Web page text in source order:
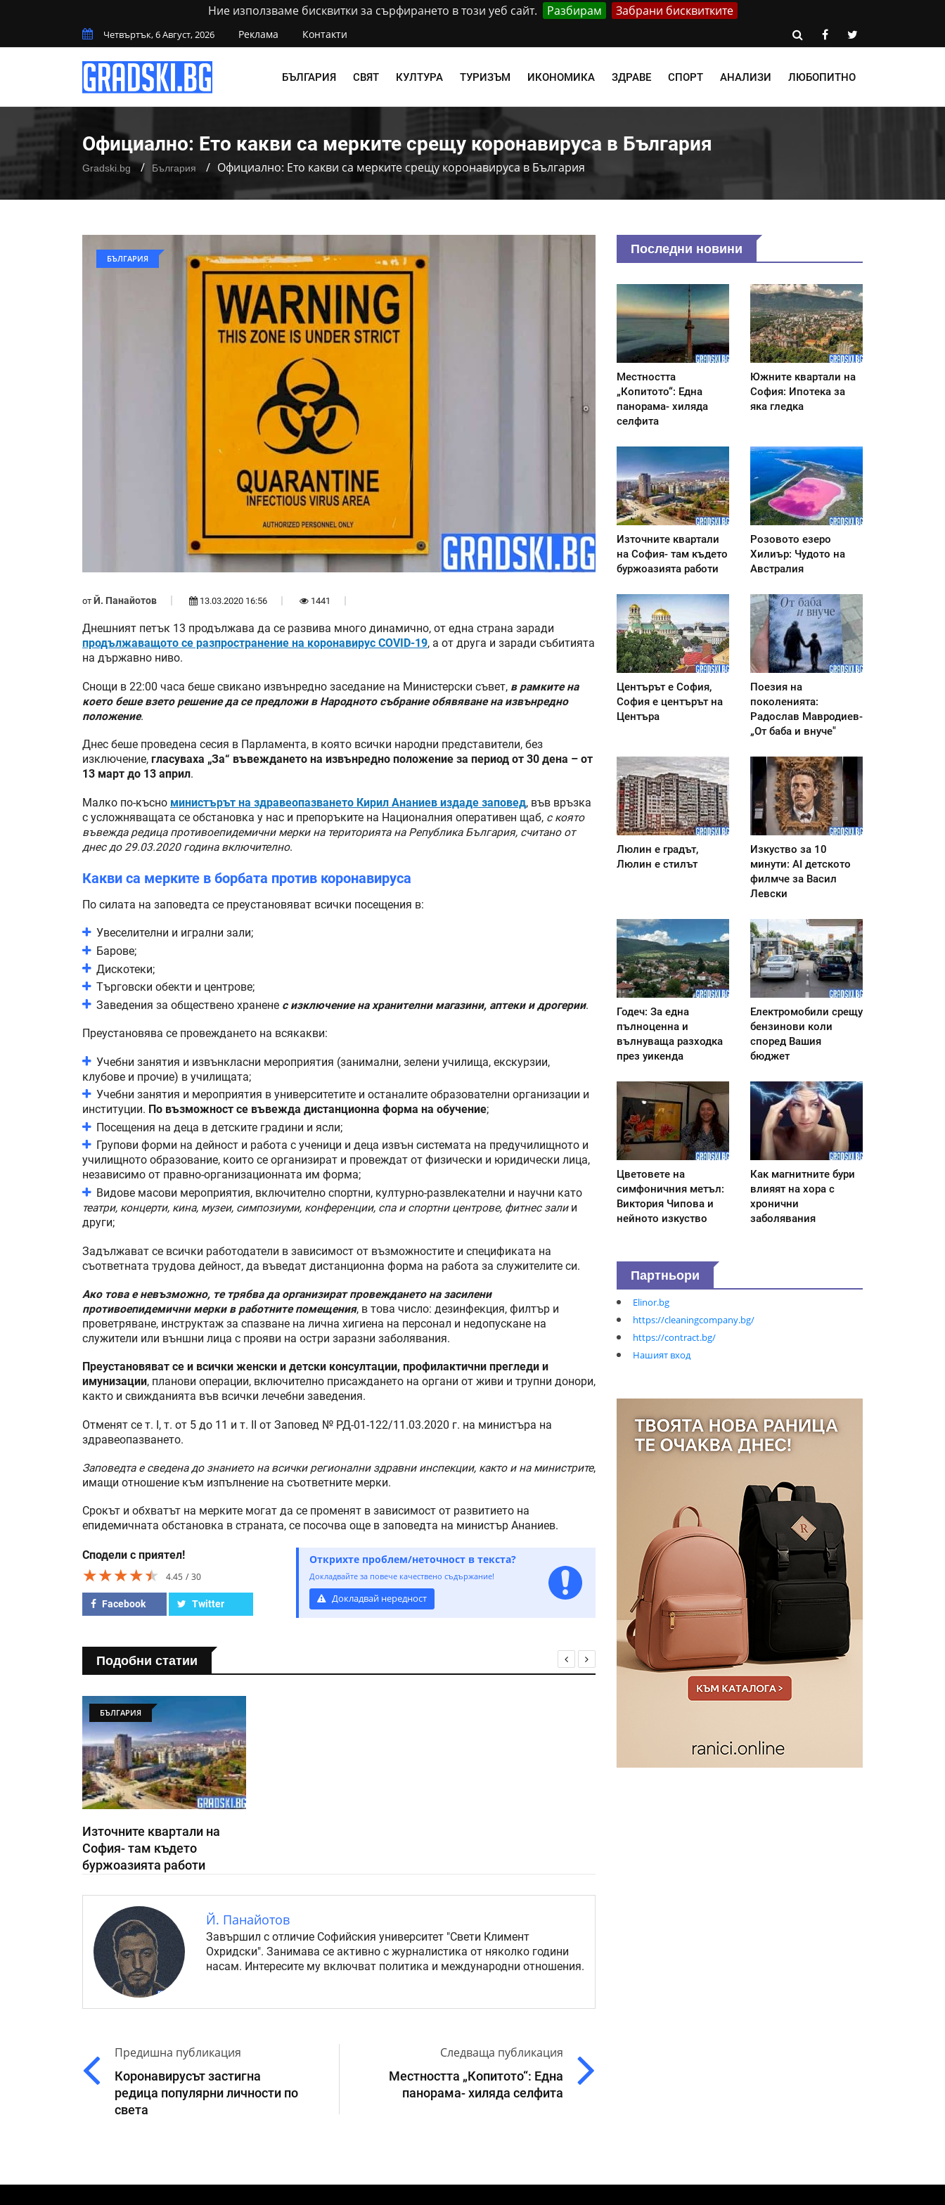
Ние използваме бисквитки за сърфирането в този уеб сайт. Разбирам Забрани бисквитките
Четвъртък, 6 Август, 2026 Реклама Контакти
БЪЛГАРИЯ СВЯТ КУЛТУРА ТУРИЗЪМ ИКОНОМИКА ЗДРАВЕ СПОРТ АНАЛИЗИ ЛЮБОПИТНО
Официално: Ето какви са мерките срещу коронавируса в България
Gradski.bg България Официално: Ето какви са мерките срещу коронавируса в България
БЪЛГАРИЯ
от Й. Панайотов 13.03.2020 16:56 1441
Днешният петък 13 продължава да се развива много динамично, от една страна заради
продължаващото се разпространение на коронавирус COVID-19, а от друга и заради събитията
на държавно ниво.
Снощи в 22:00 часа беше свикано извънредно заседание на Министерски съвет, в рамките на
което беше взето решение да се предложи в Народното събрание обявяване на извънредно
положение.
Днес беше проведена сесия в Парламента, в която всички народни представители, без
изключение, гласуваха „За“ въвеждането на извънредно положение за период от 30 дена – от
13 март до 13 април.
Малко по-късно министърът на здравеопазването Кирил Ананиев издаде заповед, във връзка
с усложняващата се обстановка у нас и препоръките на Националния оперативен щаб, с която
въвежда редица противоепидемични мерки на територията на Република България, считано от
днес до 29.03.2020 година включително.
Какви са мерките в борбата против коронавируса
По силата на заповедта се преустановяват всички посещения в:
Увеселителни и игрални зали;
Барове;
Дискотеки;
Търговски обекти и центрове;
Заведения за обществено хранене с изключение на хранителни магазини, аптеки и дрогерии.
Преустановява се провеждането на всякакви:
Учебни занятия и извънкласни мероприятия (занимални, зелени училища, екскурзии,
клубове и прочие) в училищата;
Учебни занятия и мероприятия в университетите и останалите образователни организации и
институции. По възможност се въвежда дистанционна форма на обучение;
Посещения на деца в детските градини и ясли;
Групови форми на дейност и работа с ученици и деца извън системата на предучилищното и
училищното образование, които се организират и провеждат от физически и юридически лица,
независимо от правно-организационната им форма;
Видове масови мероприятия, включително спортни, културно-развлекателни и научни като
театри, концерти, кина, музеи, симпозиуми, конференции, спа и спортни центрове, фитнес залии
други;
Задължават се всички работодатели в зависимост от възможностите и спецификата на
съответната трудова дейност, да въведат дистанционна форма на работа за служителите си.
Ако това е невъзможно, те трябва да организират провеждането на засилени
противоепидемични мерки в работните помещения, в това число: дезинфекция, филтър и
проветряване, инструктаж за спазване на лична хигиена на персонал и недопускане на
служители или външни лица с прояви на остри заразни заболявания.
Преустановяват се и всички женски и детски консултации, профилактични прегледи и
имунизации, планови операции, включително присаждането на органи от живи и трупни донори,
както и свижданията във всички лечебни заведения.
Отменят се т. I, т. от 5 до 11 и т. II от Заповед № РД-01-122/11.03.2020 г. на министъра на
здравеопазването.
Заповедта е сведена до знанието на всички регионални здравни инспекции, както и на министрите,
имащи отношение към изпълнение на съответните мерки.
Срокът и обхватът на мерките могат да се променят в зависимост от развитието на
епидемичната обстановка в страната, се посочва още в заповедта на министър Ананиев.
Сподели с приятел!
★★★★★
★★★★★
★★★★★ 4.45 30
Facebook Twitter
Открихте проблем/неточност в текста?
Докладвайте за повече качествено съдържание!
Докладвай нередност
Подобни статии
БЪЛГАРИЯ
Източните квартали на
София- там където
буржоазията работи
Й. Панайотов
Завършил с отличие Софийския университет "Свети Климент
Охридски". Занимава се активно с журналистика от няколко години
насам. Интересите му включват политика и международни отношения.
Предишна публикация
Коронавирусът застигна
редица популярни личности по
света
Следваща публикация
Местността „Копитото“: Една
панорама- хиляда селфита
Последни новини
Местността
„Копитото“: Една
панорама- хиляда
селфита
Южните квартали на
София: Ипотека за
яка гледка
Източните квартали
на София- там където
буржоазията работи
Розовото езеро
Хилиър: Чудото на
Австралия
Центърът е София,
София е центърът на
Центъра
Поезия на
поколенията:
Радослав Мавродиев-
„От баба и внуче"
Люлин е градът,
Люлин е стилът
Изкуство за 10
минути: AI детското
филмче за Васил
Левски
Годеч: За една
пълноценна и
вълнуваща разходка
през уикенда
Електромобили срещу
бензинови коли
според Вашия
бюджет
Цветовете на
симфоничния метъл:
Виктория Чипова и
нейното изкуство
Как магнитните бури
влияят на хора с
хронични
заболявания
Партньори
Elinor.bg
https://cleaningcompany.bg/
https://contract.bg/
Нашият вход